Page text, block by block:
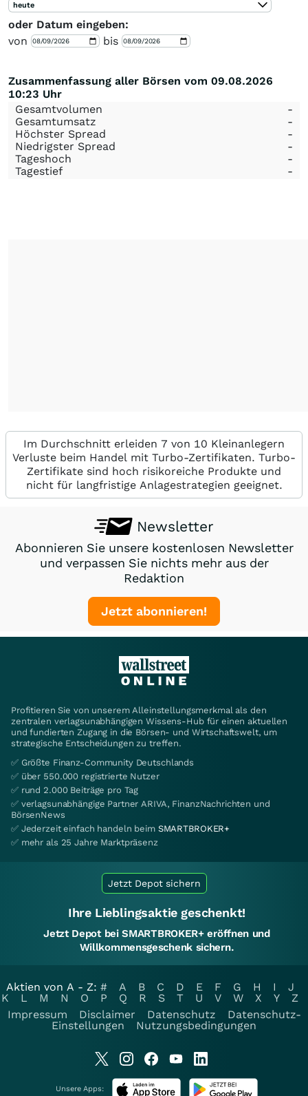
heute
oder Datum eingeben:
von
bis
Zusammenfassung aller Börsen vom 09.08.2026
10:23 Uhr
Gesamtvolumen
-
Gesamtumsatz
-
Höchster Spread
-
Niedrigster Spread
-
Tageshoch
-
Tagestief
-
Im Durchschnitt erleiden 7 von 10 Kleinanlegern
Verluste beim Handel mit Turbo-Zertifikaten. Turbo-
Zertifikate sind hoch risikoreiche Produkte und
nicht für langfristige Anlagestrategien geeignet.
Newsletter
Abonnieren Sie unsere kostenlosen Newsletter
und verpassen Sie nichts mehr aus der
Redaktion
Jetzt abonnieren!
Profitieren Sie von unserem Alleinstellungsmerkmal als den
zentralen verlagsunabhängigen Wissens-Hub für einen aktuellen
und fundierten Zugang in die Börsen- und Wirtschaftswelt, um
strategische Entscheidungen zu treffen.
✅ Größte Finanz-Community Deutschlands
✅ über 550.000 registrierte Nutzer
✅ rund 2.000 Beiträge pro Tag
✅ verlagsunabhängige Partner ARIVA, FinanzNachrichten und
BörsenNews
✅ Jederzeit einfach handeln beim SMARTBROKER+
✅ mehr als 25 Jahre Marktpräsenz
Jetzt Depot sichern
Ihre Lieblingsaktie geschenkt!
Jetzt Depot bei SMARTBROKER+ eröffnen und
Willkommensgeschenk sichern.
Aktien von A - Z: # A B C D E F G H I
J
K
L M N O P Q R S T U V W X Y
Z
Impressum
Disclaimer Datenschutz
Datenschutz-
Einstellungen
Nutzungsbedingungen
Unsere Apps: